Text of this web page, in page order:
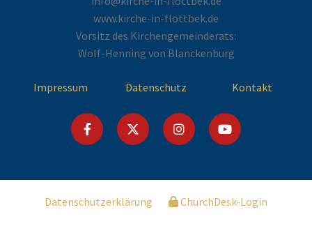
www.kirche-in-flottbek.de
Vorsitz des Kirchengemeinderats:
Wolf-Henning von Blanckenburg
Impressum Datenschutz Kontakt
Datenschutzerklärung ChurchDesk-Login